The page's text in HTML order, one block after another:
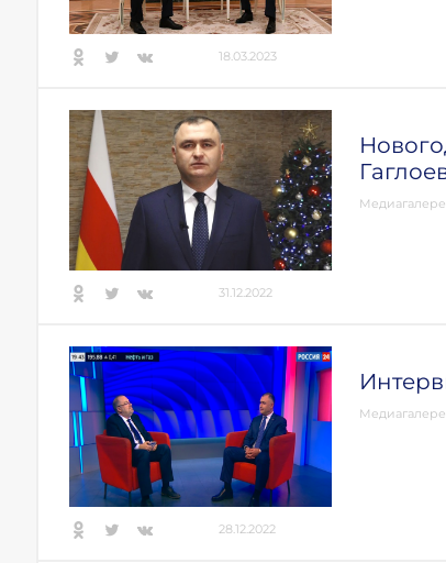
18.03.2023
31.12.2022
28.12.2022